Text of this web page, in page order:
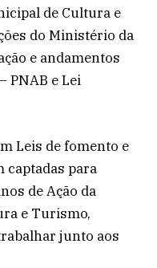
de Cultura e
do Ministério da
e andamentos
PNAB e Lei
Leis de fomento e
captadas para
de Ação da
e Turismo,
junto aos